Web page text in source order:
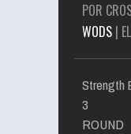
POR
WODS |
Strength
3
ROUND